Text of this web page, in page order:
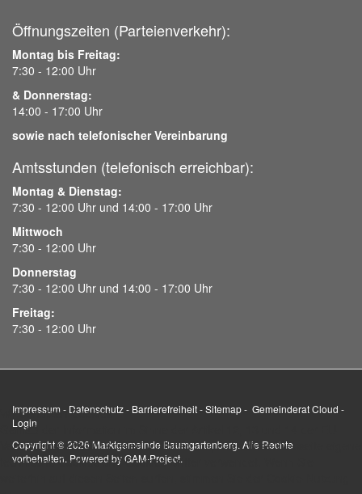
Öffnungszeiten (Parteienverkehr):
Montag bis Freitag:
7:30 - 12:00 Uhr
& Donnerstag:
14:00 - 17:00 Uhr
sowie nach telefonischer Vereinbarung
Amtsstunden (telefonisch erreichbar):
Montag & Dienstag:
7:30 - 12:00 Uhr und 14:00 - 17:00 Uhr
Mittwoch
7:30 - 12:00 Uhr
Donnerstag
7:30 - 12:00 Uhr und 14:00 - 17:00 Uhr
Freitag:
7:30 - 12:00 Uhr
Impressum - Datenschutz- Barrierefreiheit-Sitemap- Gemeinderat Cloud -
Login
Copyright © 2026 Marktgemeinde Baumgartenberg. Alle Rechte
vorbehalten. Powered byGAM-Project.
Wir benutzen Cookies
Gemäß der Information im Sinne der Artikel 12, 13 und 14 der EU-
Verordnung 679/2016 teilen wir Ihnen mit, dass diese Webseite eigene
technische Cookies und Cookies Dritter verwendet. Wenn Sie